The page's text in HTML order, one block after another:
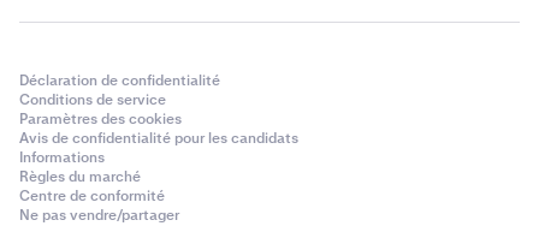
Déclaration de confidentialité
Conditions de service
Paramètres des cookies
Avis de confidentialité pour les candidats
Informations
Règles du marché
Centre de conformité
Ne pas vendre/partager